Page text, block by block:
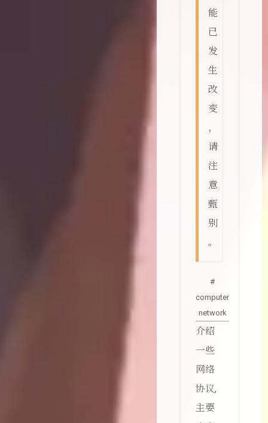
能
已
发
生
改
变
，
请
注
意
甄
别
。
#
computer
network
介绍
一些
网络
协议,
主要